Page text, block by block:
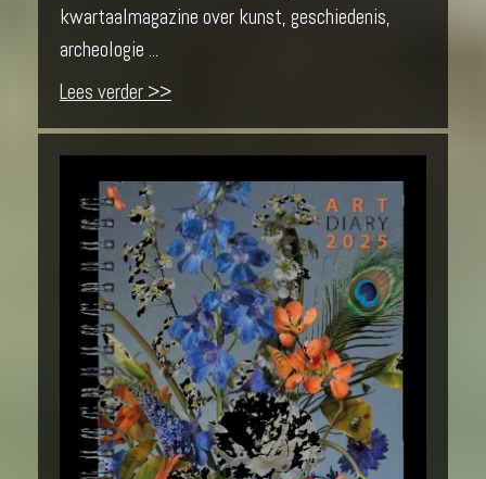
kwartaalmagazine over kunst, geschiedenis,
archeologie ...
Lees verder >>